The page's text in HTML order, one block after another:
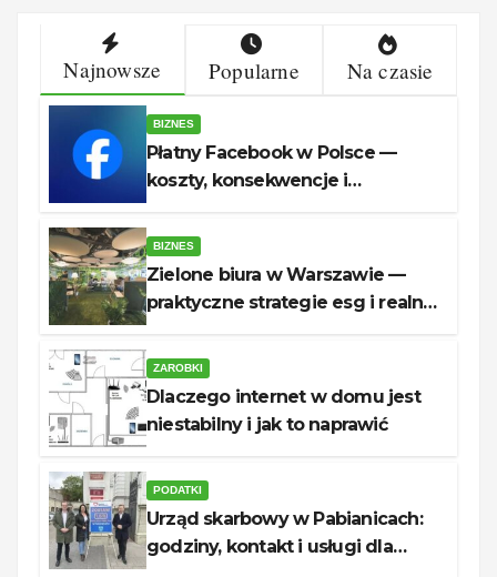
Najnowsze Popularne Na czasie
BIZNES
Płatny Facebook w Polsce —
koszty, konsekwencje i
BIZNES
Zielone biura w Warszawie —
praktyczne strategie esg i realne
ZAROBKI
Dlaczego internet w domu jest
niestabilny i jak to naprawić
PODATKI
Urząd skarbowy w Pabianicach:
godziny, kontakt i usługi dla